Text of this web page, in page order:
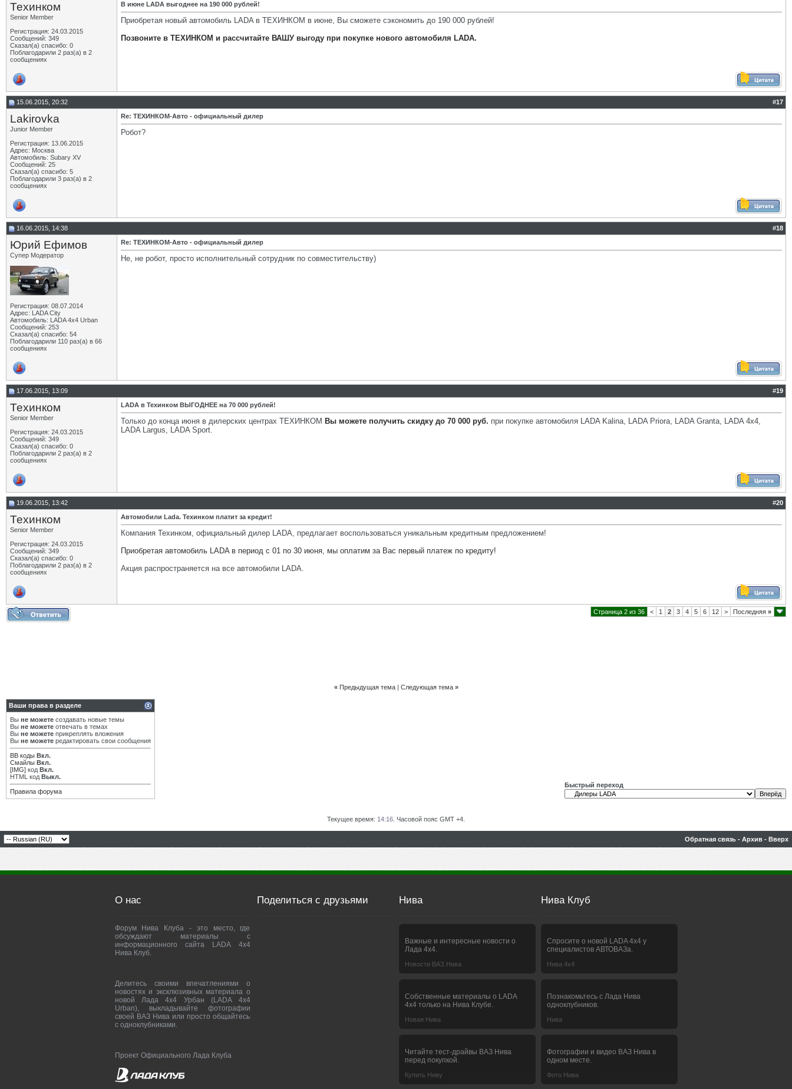
Техинком
Senior Member
Регистрация: 24.03.2015
Сообщений: 349
Сказал(а) спасибо: 0
Поблагодарили 2 раз(а) в 2
сообщениях
В июне LADA выгоднее на 190 000 рублей!
Приобретая новый автомобиль LADA в ТЕХИНКОМ в июне, Вы сможете сэкономить до 190 000 рублей!
Позвоните в ТЕХИНКОМ и рассчитайте ВАШУ выгоду при покупке нового автомобиля LADA.
15.06.2015, 20:32 #17
Lakirovka
Junior Member
Регистрация: 13.06.2015
Адрес: Москва
Автомобиль: Subary XV
Сообщений: 25
Сказал(а) спасибо: 5
Поблагодарили 3 раз(а) в 2
сообщениях
Re: ТЕХИНКОМ-Авто - официальный дилер
Робот?
16.06.2015, 14:38 #18
Юрий Ефимов
Супер Модератор
Регистрация: 08.07.2014
Адрес: LADA City
Автомобиль: LADA 4x4 Urban
Сообщений: 253
Сказал(а) спасибо: 54
Поблагодарили 110 раз(а) в 66
сообщениях
Re: ТЕХИНКОМ-Авто - официальный дилер
Не, не робот, просто исполнительный сотрудник по совместительству)
17.06.2015, 13:09 #19
Техинком
Senior Member
Регистрация: 24.03.2015
Сообщений: 349
Сказал(а) спасибо: 0
Поблагодарили 2 раз(а) в 2
сообщениях
LADA в Техинком ВЫГОДНЕЕ на 70 000 рублей!
Только до конца июня в дилерских центрах ТЕХИНКОМ Вы можете получить скидку до 70 000 руб. при покупке автомобиля LADA Kalina, LADA Priora, LADA Granta, LADA 4x4,
LADA Largus, LADA Sport.
19.06.2015, 13:42 #20
Техинком
Senior Member
Регистрация: 24.03.2015
Сообщений: 349
Сказал(а) спасибо: 0
Поблагодарили 2 раз(а) в 2
сообщениях
Автомобили Lada. Техинком платит за кредит!
Компания Техинком, официальный дилер LADA, предлагает воспользоваться уникальным кредитным предложением!
Приобретая автомобиль LADA в период с 01 по 30 июня, мы оплатим за Вас первый платеж по кредиту!
Акция распространяется на все автомобили LADA.
Страница 2 из 36 < 1 2 3 4 5 6 12 > Последняя »
« Предыдущая тема| Следующая тема »
Ваши права в разделе
Вы не можете создавать новые темы
Вы не можете отвечать в темах
Вы не можете прикреплять вложения
Вы не можете редактировать свои сообщения
BB коды Вкл.
Смайлы Вкл.
[IMG] код Вкл.
HTML код Выкл.
Правила форума
Быстрый переход
Текущее время: 14:16 . Часовой пояс GMT +4.
Обратная связь - Архив - Вверх
О нас
Форум Нива Клуба - это место, где
обсуждают материалы с
информационного сайта LADA 4x4
Нива Клуб.
Делитесь своими впечатлениями о
новостях и эксклюзивных материала о
новой Лада 4х4 Урбан (LADA 4x4
Urban), выкладывайте фотографии
своей ВАЗ Нива или просто общайтесь
с одноклубниками.
Проект Официального Лада Клуба
Поделиться с друзьями Нива
Важные и интересные новости о
Лада 4х4.
Новости ВАЗ Нива
Собственные материалы о LADA
4x4 только на Нива Клубе.
Новая Нива
Читайте тест-драйвы ВАЗ Нива
перед покупкой.
Купить Ниву
Нива Клуб
Спросите о новой LADA 4x4 у
специалистов АВТОВАЗа.
Нива 4х4
Познакомьтесь с Лада Нива
одноклубников.
Нива
Фотографии и видео ВАЗ Нива в
одном месте.
Фото Нива